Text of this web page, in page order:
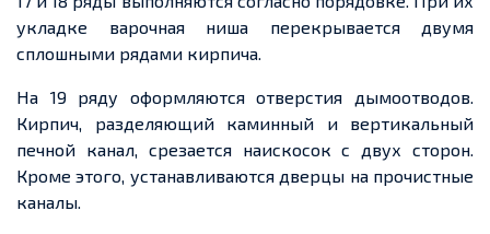
укладке варочная ниша перекрывается двумя
сплошными рядами кирпича.
На 19 ряду оформляются отверстия дымоотводов.
Кирпич, разделяющий каминный и вертикальный
печной канал, срезается наискосок с двух сторон.
Кроме этого, устанавливаются дверцы на прочистные
каналы.